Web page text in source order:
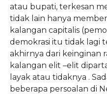
atau bupati, terkesan
tidak lain hanya
kalangan capitalis
demokrasi itu tidak lagi
akhirnya dari keinginan
kalangan elit –elit
layak atau tidaknya .
beberapa persoalan di